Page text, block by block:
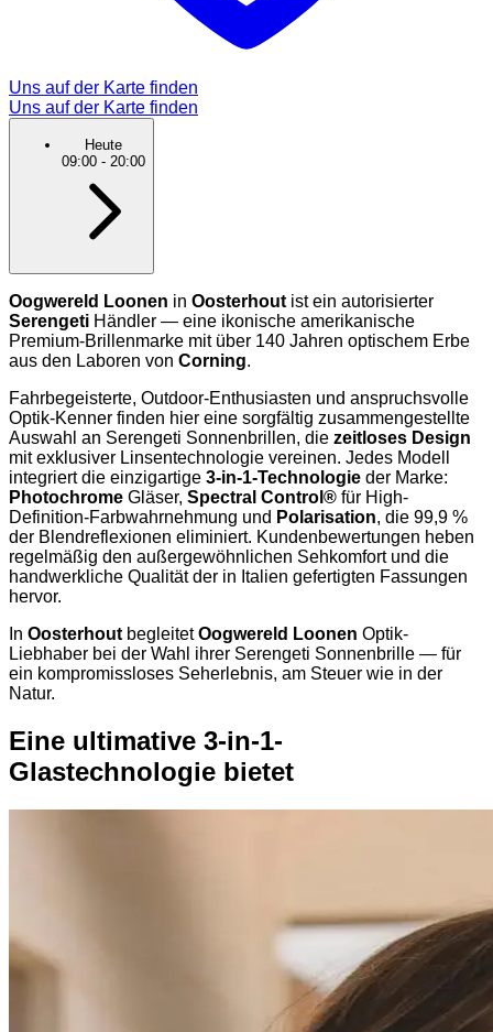
Uns auf der Karte finden
Uns auf der Karte finden
Heute
09:00 - 20:00
Oogwereld Loonen in Oosterhout ist ein autorisierter
Serengeti Händler — eine ikonische amerikanische
Premium-Brillenmarke mit über 140 Jahren optischem Erbe
aus den Laboren von Corning.
Fahrbegeisterte, Outdoor-Enthusiasten und anspruchsvolle
Optik-Kenner finden hier eine sorgfältig zusammengestellte
Auswahl an Serengeti Sonnenbrillen, die zeitloses Design
mit exklusiver Linsentechnologie vereinen. Jedes Modell
integriert die einzigartige 3-in-1-Technologie der Marke:
Photochrome Gläser, Spectral Control® für High-
Definition-Farbwahrnehmung und Polarisation, die 99,9 %
der Blendreflexionen eliminiert. Kundenbewertungen heben
regelmäßig den außergewöhnlichen Sehkomfort und die
handwerkliche Qualität der in Italien gefertigten Fassungen
hervor.
In Oosterhout begleitetOogwereld Loonen Optik-
Liebhaber bei der Wahl ihrer Serengeti Sonnenbrille — für
ein kompromissloses Seherlebnis, am Steuer wie in der
Natur.
Eine ultimative 3-in-1-
Glastechnologie bietet